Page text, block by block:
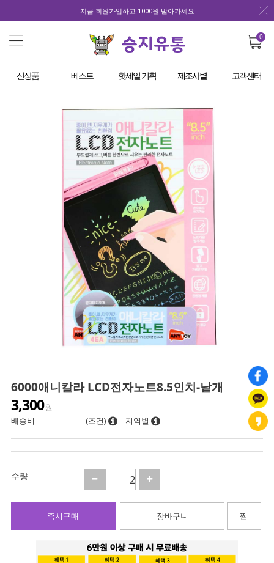
지금 회원가입하고 1000원 받아가세요
0
신상품 베스트 핫세일 기획 제조사별 고객센터
6000애니칼라 LCD전자노트8.5인치-낱개
3,300원
배송비
(조건) 지역별
수량
즉시구매 장바구니 찜